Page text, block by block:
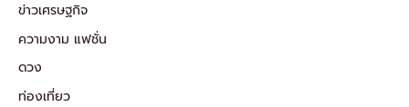
ข่าวเศรษฐกิจ
ความงาม แฟชั่น
ดวง
ท่องเที่ยว